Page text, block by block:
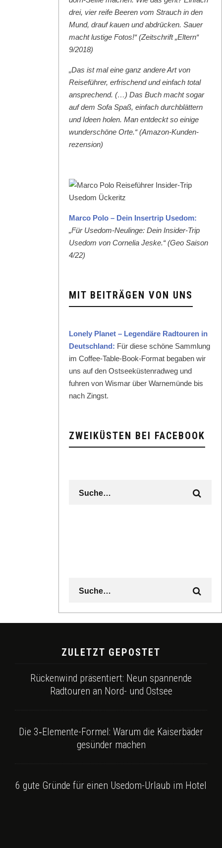
drei, vier reife Beeren vom Strauch in den
Mund, drauf kauen und abdrück­en. Sauer
macht lustige Fotos!“ (Zeitschrift „Eltern“
9/2018)
„Das ist mal eine ganz andere Art von
Reise­führer, erfrischend und ein­fach total
ansprechend. (…) Das Buch macht sog­ar
auf dem Sofa Spaß, ein­fach durch­blät­tern
und Ideen holen. Man ent­deckt so einige
wun­der­schöne Orte.“ (Ama­zon-Kun­den­
rezen­sion)
Mar­co Polo – Dein Inser­trip Use­dom:
„Für Use­dom-Neulinge: Dein Insid­er-Trip
Use­dom von Cor­nelia Jeske.“ (Geo Sai­son
4/22)
MIT BEITRÄGEN VON UNS
Lone­ly Plan­et – Leg­endäre Rad­touren in
Deutsch­land: Für diese schöne Samm­lung
im Cof­fee-Table-Book-For­mat begaben wir
uns auf den Ost­seeküsten­rad­weg und
fuhren von Wis­mar über Warnemünde bis
nach Zingst.
ZWEIKÜSTEN BEI FACEBOOK
ZULETZT GEPOSTET
Rückenwind präsentiert: Neun spannende
Radtouren an Nord- und Ostsee
Die 3‑Elemente-Formel: Warum die Kaiserbäder
gesünder machen
6 gute Gründe für einen Usedom-Urlaub im Hotel